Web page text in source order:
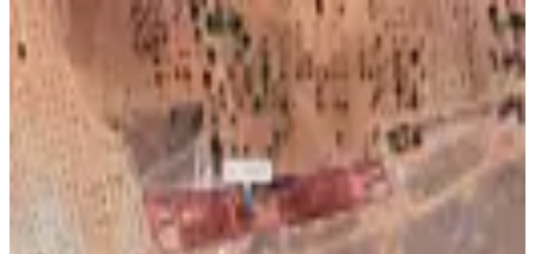
Uygun Fiyatlı Etrafı Çevrili
Manzaralı Şehre Yakın Fırasat Arazi
Şehitkamil, Suboğaz Mahallesi
550 m²
·3.182/m²· 20.07.2026
1.750.000 ₺